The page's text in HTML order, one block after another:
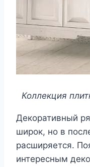
Коллекция
Декоративный
широк, но в
расширяется.
интересным